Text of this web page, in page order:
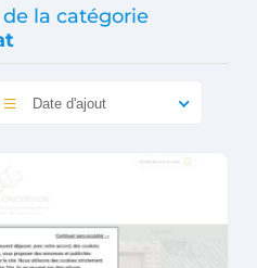
de la catégorie
Date d'ajout